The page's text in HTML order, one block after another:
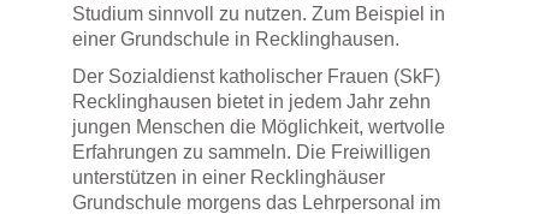
Studium sinnvoll zu nutzen. Zum Beispiel in
einer Grundschule in Recklinghausen.
Der Sozialdienst katholischer Frauen (SkF)
Recklinghausen bietet in jedem Jahr zehn
jungen Menschen die Möglichkeit, wertvolle
Erfahrungen zu sammeln. Die Freiwilligen
unterstützen in einer Recklinghäuser
Grundschule morgens das Lehrpersonal im